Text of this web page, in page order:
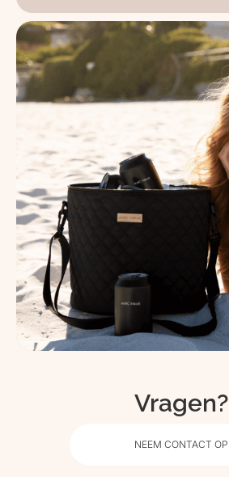
Vragen?
NEEM CONTACT OP